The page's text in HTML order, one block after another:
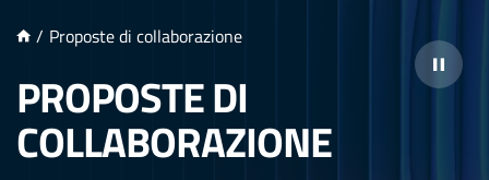
/ Proposte di collaborazione
PROPOSTE DI
COLLABORAZIONE